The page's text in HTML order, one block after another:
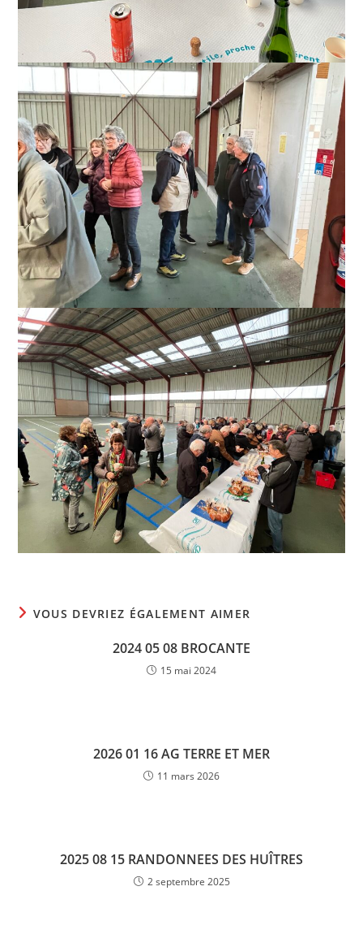
VOUS DEVRIEZ ÉGALEMENT AIMER
2024 05 08 BROCANTE
15 mai 2024
2026 01 16 AG TERRE ET MER
11 mars 2026
2025 08 15 RANDONNEES DES HUÎTRES
2 septembre 2025